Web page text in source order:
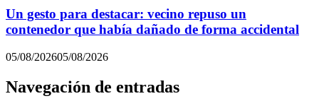
Un gesto para destacar: vecino repuso un
contenedor que había dañado de forma accidental
05/08/202605/08/2026
Navegación de entradas